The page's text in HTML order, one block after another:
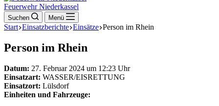
Feuerwehr Niederkassel
Suchen Menü
Start Einsatzberichte Einsätze Person im Rhein
Person im Rhein
Datum: 27. Februar 2024 um 12:23 Uhr
Einsatzart: WASSER/EISRETTUNG
Einsatzort: Lülsdorf
Einheiten und Fahrzeuge: